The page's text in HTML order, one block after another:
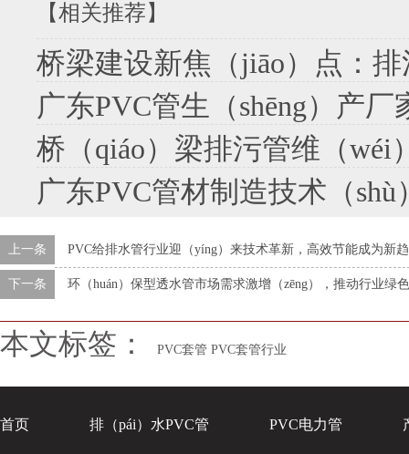
【相关推荐】
桥梁建设新焦（jiāo）点：排污管道设
广东PVC管生（shēng）产厂家携手
桥（qiáo）梁排污管维（wéi）护技术提升（
广东PVC管材制造技术（shù）创
上一条 PVC给排水管行业迎（yíng）来技术革新，高效节能成为新
下一条 环（huán）保型透水管市场需求激增（zēng），推动行业绿
本文标签： PVC套管 PVC套管行业
首页 排（pái）水PVC管 PVC电力管